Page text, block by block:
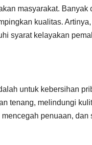
masyarakat. Banyak
kualitas.
syarat kelayakan
untuk kebersihan
tenang, melindungi
penuaan, dan